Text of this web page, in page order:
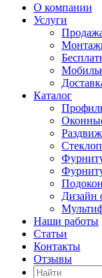
О компании
Услуги
Каталог
Дизайн
Наши работы
Статьи
Контакты
Отзывы